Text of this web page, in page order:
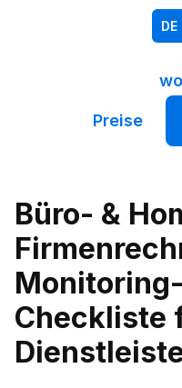
DE
Preise
Büro- &
Checkliste